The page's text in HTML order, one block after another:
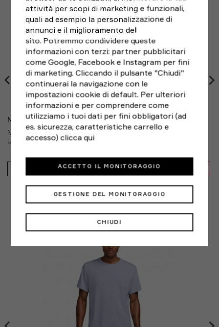
124 - 136 109 - 121 120 - 128
170 - 183
136 - 148 121 - 133 128 - 136
148 - 160 133 - 145 136 - 148
Consigli sul fit
Misure taglie Tall (183-196 cm): i top sono più lunghi di
4,5 cm rispetto a quelli standard. La lunghezza delle
maniche varia in base alla silhouette. Le taglie Tall
sono disponibili solo per modelli selezionati.
Se sei al limite tra due taglie, ordina quella
aderente o quella immediatamente più grande per una
vestibilità più comoda. Se le misurazioni relative alla
circonferenza del torace e del girovita corrispondono
a due taglie consigliate diverse, ordina quella indicata
Come prendere le misure:
esegui la misurazione in corrispondenza del
punto più ampio del torace, tenendo il metro sempre
parallelo al pavimento.
misura la circonferenza della vita in
corrispondenza del punto più stretto dell'addome (di
solito corrisponde al punto in cui si forma
un'insenatura nel busto se ci si piega su un lato),
tenendo il metro sempre parallelo al pavimento.
Se hai cambiato idea e non sei pienamente soddisfatto
del tuo acquisto,puoi sempre restituirlo entro 14
giornidalla ricezione, seguendo le indicazioni di RESO
FACILE e scegliendo il corriere che preferisci. Le spese
di spedizione del reso sono a carico del cliente.
NIKE
NIKE VOMERO PLUS ANTHRACITE NERO - SCARPE RUNNING
UOMO
179,99€
154,95€ IN SALDO -14%
ALTERNATIVE
attività per scopi di marketing e funzionali,
quali ad esempio la personalizzazione di
annunci e il miglioramento del
sito. Potremmo condividere queste
informazioni con terzi: partner pubblicitari
come Google, Facebook e Instagram per fini
di marketing. Cliccando il pulsante "Chiudi"
continuerai la navigazione con le
impostazioni cookie di default. Per ulteriori
informazioni e per comprendere come
utilizziamo i tuoi dati per fini obbligatori (ad
es. sicurezza, caratteristiche carrello e
accesso)clicca qui
CHIUDI
GESTIONE DEL MONITORAGGIO
ACCETTO IL MONITORAGGIO